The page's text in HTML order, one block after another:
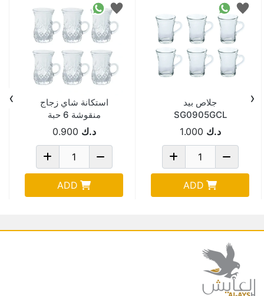
جلاص بيد
SG0905GCL
د.ك 1.000
ADD
استكانة شاي زجاج
منقوشة 6 حبة
P28703Hد.ك 0.900
ADD
‹
›